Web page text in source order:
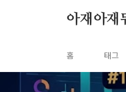
아재아재
홈 태그